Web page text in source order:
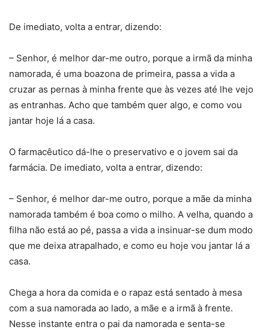
De imediato, volta a entrar, dizendo:
– Senhor, é melhor dar-me outro, porque a irmã da minha
namorada, é uma boazona de primeira, passa a vida a
cruzar as pernas à minha frente que às vezes até lhe vejo
as entranhas. Acho que também quer algo, e como vou
jantar hoje lá a casa.
O farmacêutico dá-lhe o preservativo e o jovem sai da
farmácia. De imediato, volta a entrar, dizendo:
– Senhor, é melhor dar-me outro, porque a mãe da minha
namorada também é boa como o milho. A velha, quando a
filha não está ao pé, passa a vida a insinuar-se dum modo
que me deixa atrapalhado, e como eu hoje vou jantar lá a
casa.
Chega a hora da comida e o rapaz está sentado à mesa
com a sua namorada ao lado, a mãe e a irmã à frente.
Nesse instante entra o pai da namorada e senta-se